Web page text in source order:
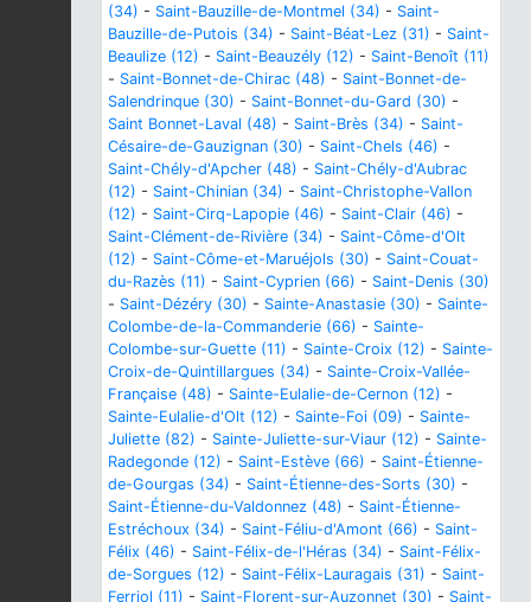
(34) - Saint-Bauzille-de-Montmel (34) - Saint-
Bauzille-de-Putois (34) - Saint-Béat-Lez (31) - Saint-
Beaulize (12) - Saint-Beauzély (12) - Saint-Benoît (11)
- Saint-Bonnet-de-Chirac (48) - Saint-Bonnet-de-
Salendrinque (30) - Saint-Bonnet-du-Gard (30) -
Saint Bonnet-Laval (48) - Saint-Brès (34) - Saint-
Césaire-de-Gauzignan (30) - Saint-Chels (46) -
Saint-Chély-d'Apcher (48) - Saint-Chély-d'Aubrac
(12) - Saint-Chinian (34) - Saint-Christophe-Vallon
(12) - Saint-Cirq-Lapopie (46) - Saint-Clair (46) -
Saint-Clément-de-Rivière (34) - Saint-Côme-d'Olt
(12) - Saint-Côme-et-Maruéjols (30) - Saint-Couat-
du-Razès (11) - Saint-Cyprien (66) - Saint-Denis (30)
- Saint-Dézéry (30) - Sainte-Anastasie (30) - Sainte-
Colombe-de-la-Commanderie (66) - Sainte-
Colombe-sur-Guette (11) - Sainte-Croix (12) - Sainte-
Croix-de-Quintillargues (34) - Sainte-Croix-Vallée-
Française (48) - Sainte-Eulalie-de-Cernon (12) -
Sainte-Eulalie-d'Olt (12) - Sainte-Foi (09) - Sainte-
Juliette (82) - Sainte-Juliette-sur-Viaur (12) - Sainte-
Radegonde (12) - Saint-Estève (66) - Saint-Étienne-
de-Gourgas (34) - Saint-Étienne-des-Sorts (30) -
Saint-Étienne-du-Valdonnez (48) - Saint-Étienne-
Estréchoux (34) - Saint-Féliu-d'Amont (66) - Saint-
Félix (46) - Saint-Félix-de-l'Héras (34) - Saint-Félix-
de-Sorgues (12) - Saint-Félix-Lauragais (31) - Saint-
Ferriol (11) - Saint-Florent-sur-Auzonnet (30) - Saint-